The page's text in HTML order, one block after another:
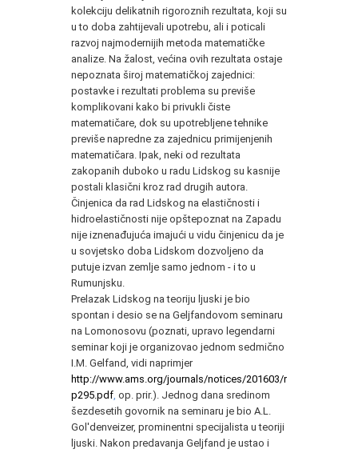
kolekciju delikatnih rigoroznih rezultata, koji su
u to doba zahtijevali upotrebu, ali i poticali
razvoj najmodernijih metoda matematičke
analize. Na žalost, većina ovih rezultata ostaje
nepoznata široj matematičkoj zajednici:
postavke i rezultati problema su previše
komplikovani kako bi privukli čiste
matematičare, dok su upotrebljene tehnike
previše napredne za zajednicu primijenjenih
matematičara. Ipak, neki od rezultata
zakopanih duboko u radu Lidskog su kasnije
postali klasični kroz rad drugih autora.
Činjenica da rad Lidskog na elastičnosti i
hidroelastičnosti nije opštepoznat na Zapadu
nije iznenađujuća imajući u vidu činjenicu da je
u sovjetsko doba Lidskom dozvoljeno da
putuje izvan zemlje samo jednom - i to u
Rumunjsku.
Prelazak Lidskog na teoriju ljuski je bio
spontan i desio se na Geljfandovom seminaru
na Lomonosovu (poznati, upravo legendarni
seminar koji je organizovao jednom sedmično
I.M. Gelfand, vidi naprimjer
http://www.ams.org/journals/notices/201603/rnoti-
p295.pdf, op. prir.). Jednog dana sredinom
šezdesetih govornik na seminaru je bio A.L.
Gol'denveizer, prominentni specijalista u teoriji
ljuski. Nakon predavanja Geljfand je ustao i